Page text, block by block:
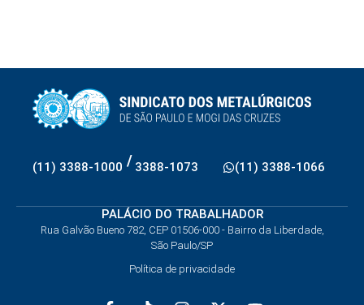
(11) 3388-1000 / 3388-1073 (11) 3388-1066
PALÁCIO DO TRABALHADOR
Rua Galvão Bueno 782, CEP 01506-000 - Bairro da Liberdade,
São Paulo/SP
Política de privacidade